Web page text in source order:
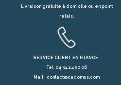
Livraison gratuite à domicile ou en point
relais.
SERVICE CLIENT EN FRANCE
Tel. 04 34 24 50 06
Mail : contact@cadomus.com